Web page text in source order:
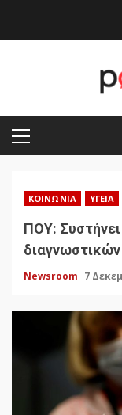
PRIMARY
MENU
ΚΟΙΝΩΝΊΑ ΥΓΕΊΑ
ΠΟΥ:
Newsroom 7